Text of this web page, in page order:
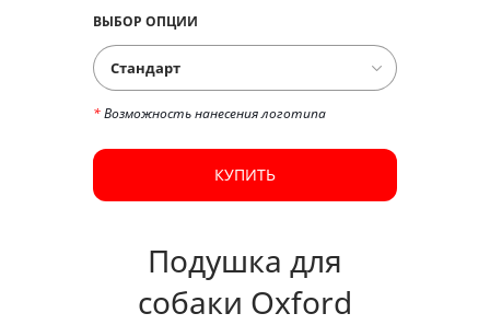
ВЫБОР ОПЦИИ
Стандарт
*Возможность нанесения логотипа
КУПИТЬ
Подушка для
собаки Oxford